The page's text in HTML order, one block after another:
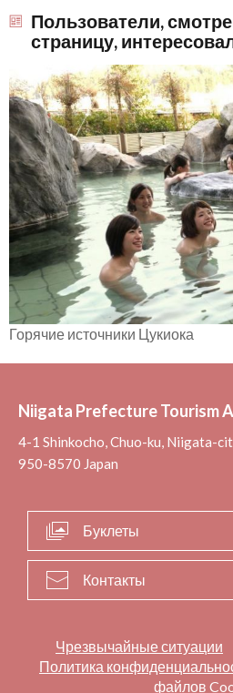
Пользователи,
страницу,
Горячие источники Цукиока
Niigata Prefecture Tourism
4-1 Shinkocho, Chuo-ku, Niigata-
950-8570 Japan
Буклеты
Контакты
Чрезвычайные ситуации
Политика
файлов